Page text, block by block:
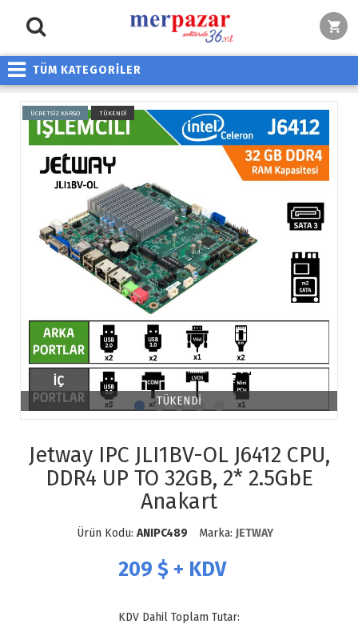
TÜM KATEGORİLER
ÜCRETSİZ KARGO TÜKENDİ
TÜKENDİ
Jetway IPC JLI1BV-OL J6412 CPU,
DDR4 UP TO 32GB, 2* 2.5GbE
Anakart
Ürün Kodu: ANIPC489 Marka: JETWAY
209 $ + KDV
KDV Dahil Toplam Tutar: